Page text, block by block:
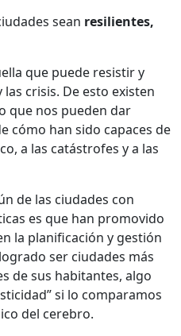
sean resilientes,
que puede resistir y
crisis. De esto existen
que nos pueden dar
cómo han sido capaces de
a las catástrofes y a las
de las ciudades con
es que han promovido
la planificación y gestión
ser ciudades más
de sus habitantes, algo
si lo comparamos
del cerebro.